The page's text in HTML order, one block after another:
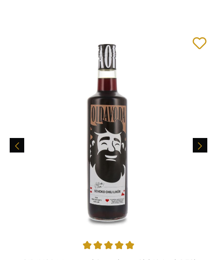
Average rating of 5 out of 5 stars